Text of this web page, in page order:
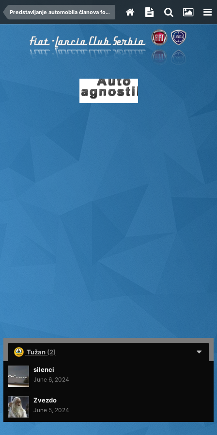
Predstavljanje automobila članova foruma
Tužan (2)
silenci
June 6, 2024
Zvezdo
June 5, 2024